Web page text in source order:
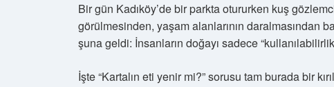
Bir gün Kadıköy’de bir parkta otururken kuş
görülmesinden, yaşam alanlarının daralmasından
şuna geldi: İnsanların doğayı sadece
İşte “Kartalın eti yenir mi?” sorusu tam burada bir